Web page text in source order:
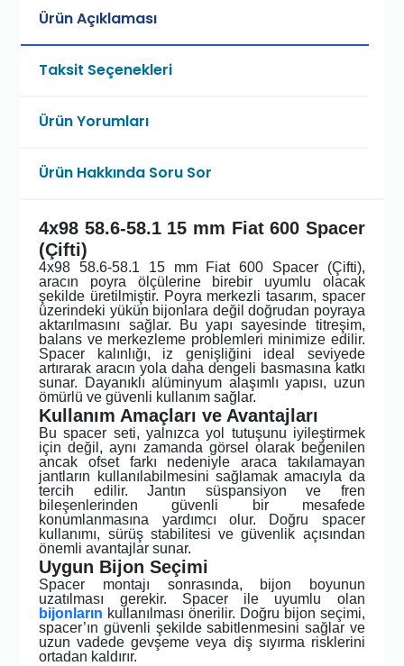
Ürün Açıklaması
Taksit Seçenekleri
Ürün Yorumları
Ürün Hakkında Soru Sor
4x98 58.6-58.1 15 mm Fiat 600 Spacer
(Çifti)
4x98 58.6-58.1 15 mm Fiat 600 Spacer (Çifti),
aracın poyra ölçülerine birebir uyumlu olacak
şekilde üretilmiştir. Poyra merkezli tasarım, spacer
üzerindeki yükün bijonlara değil doğrudan poyraya
aktarılmasını sağlar. Bu yapı sayesinde titreşim,
balans ve merkezleme problemleri minimize edilir.
Spacer kalınlığı, iz genişliğini ideal seviyede
artırarak aracın yola daha dengeli basmasına katkı
sunar. Dayanıklı alüminyum alaşımlı yapısı, uzun
ömürlü ve güvenli kullanım sağlar.
Kullanım Amaçları ve Avantajları
Bu spacer seti, yalnızca yol tutuşunu iyileştirmek
için değil, aynı zamanda görsel olarak beğenilen
ancak ofset farkı nedeniyle araca takılamayan
jantların kullanılabilmesini sağlamak amacıyla da
tercih edilir. Jantın süspansiyon ve fren
bileşenlerinden güvenli bir mesafede
konumlanmasına yardımcı olur. Doğru spacer
kullanımı, sürüş stabilitesi ve güvenlik açısından
önemli avantajlar sunar.
Uygun Bijon Seçimi
Spacer montajı sonrasında, bijon boyunun
uzatılması gerekir. Spacer ile uyumlu olan
bijonların kullanılması önerilir. Doğru bijon seçimi,
spacer’ın güvenli şekilde sabitlenmesini sağlar ve
uzun vadede gevşeme veya diş sıyırma risklerini
ortadan kaldırır.